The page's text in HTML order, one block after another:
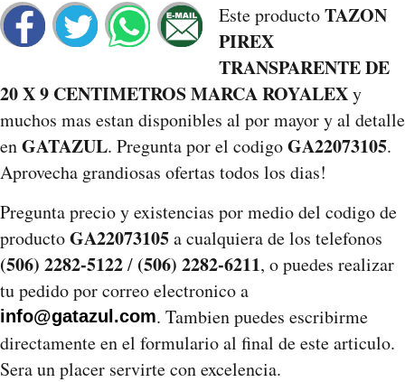
Este productoTAZON
PIREX
TRANSPARENTE DE
20 X 9 CENTIMETROS MARCA ROYALEXy
muchos mas estan disponibles al por mayor y al detalle
enGATAZUL. Pregunta por el codigoGA22073105.
Aprovecha grandiosas ofertas todos los dias!
Pregunta precio y existencias por medio del codigo de
productoGA22073105a cualquiera de los telefonos
(506) 2282-5122/ (506) 2282-6211, o puedes realizar
tu pedido por correo electronico a
info@gatazul.com. Tambien puedes escribirme
directamente en el formulario al final de este articulo.
Sera un placer servirte con excelencia.